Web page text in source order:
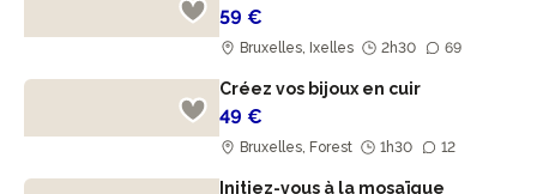
59 €
Bruxelles, Ixelles 2h30 69
Créez vos bijoux en cuir
49 €
Bruxelles, Forest 1h30 12
Initiez-vous à la mosaïque